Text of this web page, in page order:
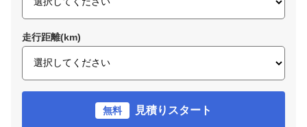
走行距離(km)
無料 見積りスタート